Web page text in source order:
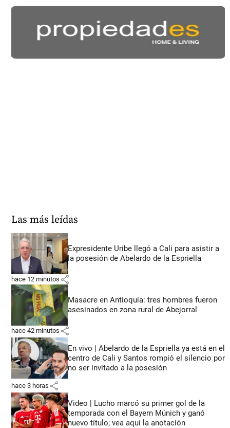
Las más leídas
Expresidente Uribe llegó a Cali para asistir a
la posesión de Abelardo de la Espriella
hace 12 minutos share
Masacre en Antioquia: tres hombres fueron
asesinados en zona rural de Abejorral
hace 42 minutos share
En vivo | Abelardo de la Espriella ya está en el
centro de Cali y Santos rompió el silencio por
no ser invitado a la posesión
hace 3 horas share
Video | Lucho marcó su primer gol de la
temporada con el Bayern Múnich y ganó
nuevo título; vea aquí la anotación